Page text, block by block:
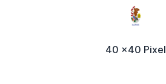
40 x40 Pixel